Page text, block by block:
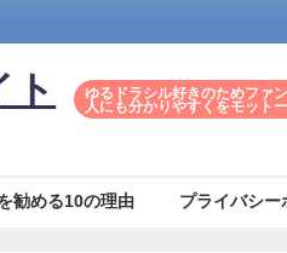
ト
ゆるドラシル好きのためファ
人にも分かりやすくをモット
勧める10の理由 プライバシー